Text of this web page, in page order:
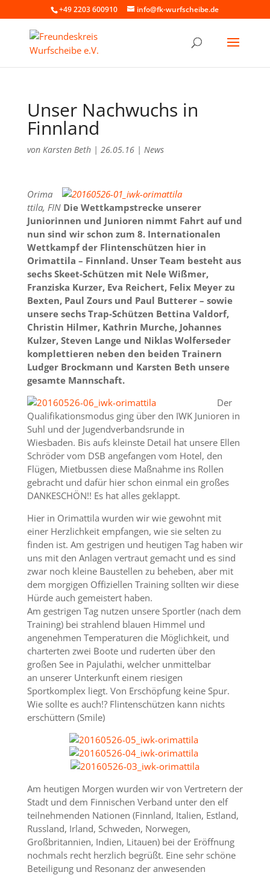
+49 2203 600910 info@fk-wurfscheibe.de
Unser Nachwuchs in
Finnland
von Karsten Beth| 26.05.16| News
Orima
ttila, FIN Die Wettkampstrecke unserer
Juniorinnen und Junioren nimmt Fahrt auf und
nun sind wir schon zum 8. Internationalen
Wettkampf der Flintenschützen hier in
Orimattila – Finnland. Unser Team besteht aus
sechs Skeet-Schützen mit Nele Wißmer,
Franziska Kurzer, Eva Reichert, Felix Meyer zu
Bexten, Paul Zours und Paul Butterer – sowie
unsere sechs Trap-Schützen Bettina Valdorf,
Christin Hilmer, Kathrin Murche, Johannes
Kulzer, Steven Lange und Niklas Wolferseder
komplettieren neben den beiden Trainern
Ludger Brockmann und Karsten Beth unsere
gesamte Mannschaft.
Der
Qualifikationsmodus ging über den IWK Junioren in
Suhl und der Jugendverbandsrunde in
Wiesbaden. Bis aufs kleinste Detail hat unsere Ellen
Schröder vom DSB angefangen vom Hotel, den
Flügen, Mietbussen diese Maßnahme ins Rollen
gebracht und dafür hier schon einmal ein großes
DANKESCHÖN!! Es hat alles geklappt.
Hier in Orimattila wurden wir wie gewohnt mit
einer Herzlichkeit empfangen, wie sie selten zu
finden ist. Am gestrigen und heutigen Tag haben wir
uns mit den Anlagen vertraut gemacht und es sind
zwar noch kleine Baustellen zu beheben, aber mit
dem morgigen Offiziellen Training sollten wir diese
Hürde auch gemeistert haben.
Am gestrigen Tag nutzen unsere Sportler (nach dem
Training) bei strahlend blauen Himmel und
angenehmen Temperaturen die Möglichkeit, und
charterten zwei Boote und ruderten über den
großen See in Pajulathi, welcher unmittelbar
an unserer Unterkunft einem riesigen
Sportkomplex liegt. Von Erschöpfung keine Spur.
Wie sollte es auch!? Flintenschützen kann nichts
erschüttern (Smile)
Am heutigen Morgen wurden wir von Vertretern der
Stadt und dem Finnischen Verband unter den elf
teilnehmenden Nationen (Finnland, Italien, Estland,
Russland, Irland, Schweden, Norwegen,
Großbritannien, Indien, Litauen) bei der Eröffnung
nochmals recht herzlich begrüßt. Eine sehr schöne
Beteiligung und Resonanz der anwesenden